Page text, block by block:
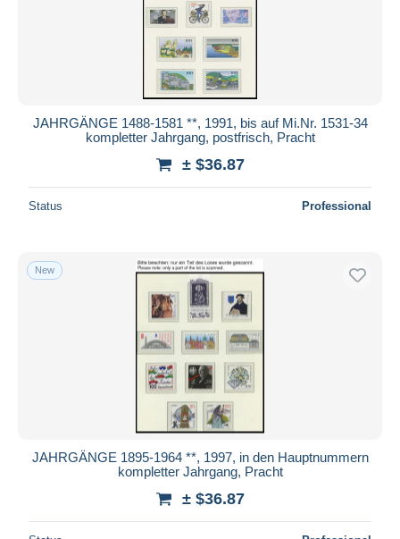
JAHRGÄNGE 1488-1581 **, 1991, bis auf Mi.Nr. 1531-34
kompletter Jahrgang, postfrisch, Pracht
± $36.87
Status Professional
New
JAHRGÄNGE 1895-1964 **, 1997, in den Hauptnummern
kompletter Jahrgang, Pracht
± $36.87